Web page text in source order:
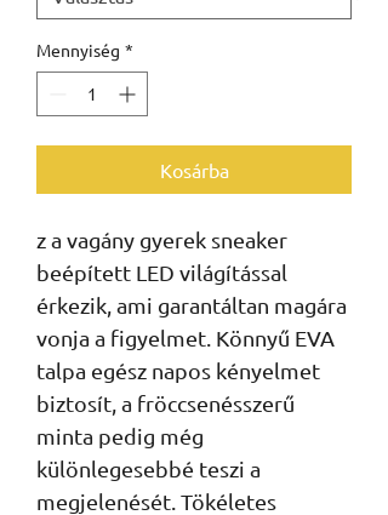
Mennyiség *
Kosárba
z a vagány gyerek sneaker
beépített LED világítással
érkezik, ami garantáltan magára
vonja a figyelmet. Könnyű EVA
talpa egész napos kényelmet
biztosít, a fröccsenésszerű
minta pedig még
különlegesebbé teszi a
megjelenését. Tökéletes